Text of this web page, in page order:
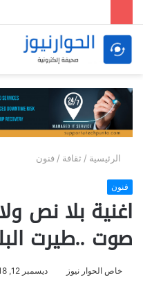
الرئيسية / ثقافة / فنون
فنون
اغنية بلا نص
صوت ..طيرت
خاص الحوار نيوز ديسمبر 12, 2018